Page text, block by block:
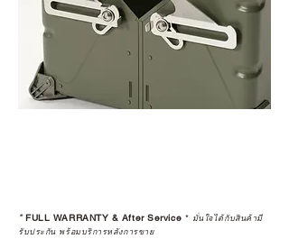
*FULL WARRANTY & After Service * มั่นใจได้กับสินค้ามี
รับประกัน พร้อมบริการหลังการขาย